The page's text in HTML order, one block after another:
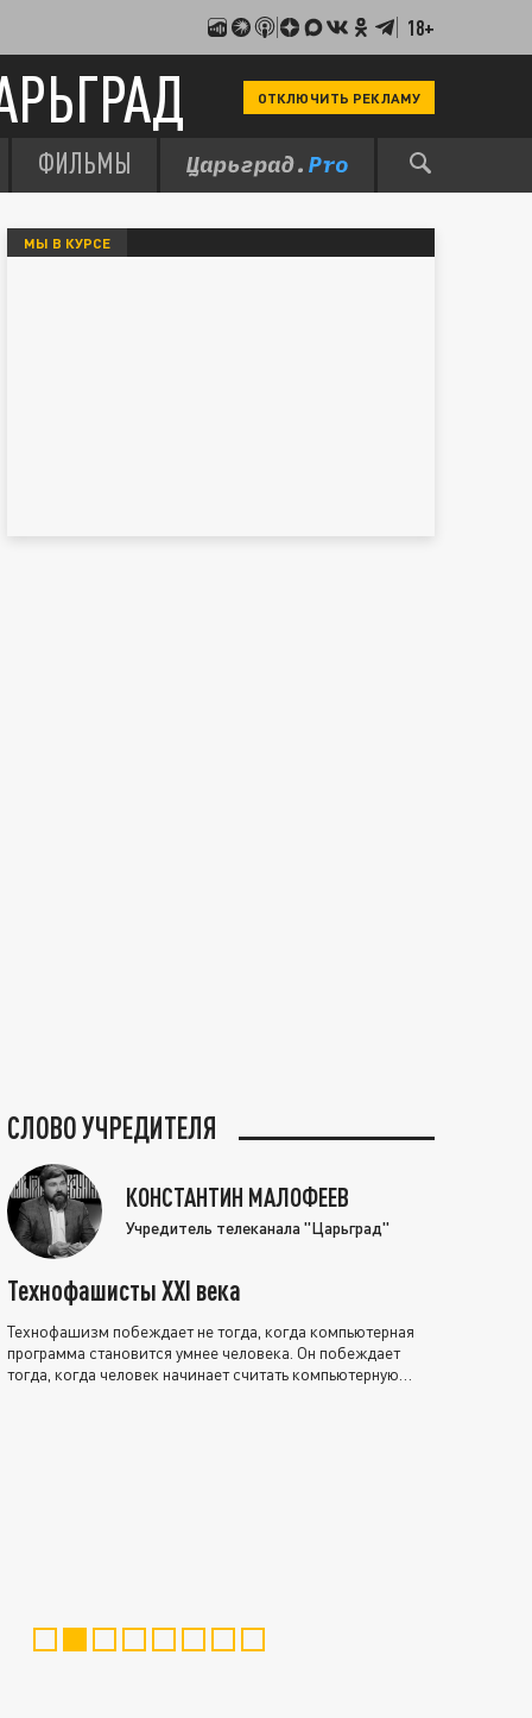
18+
ОТКЛЮЧИТЬ РЕКЛАМУ
ФИЛЬМЫ
МЫ В КУРСЕ
СЛОВО УЧРЕДИТЕЛЯ
КОНСТАНТИН МАЛОФЕЕВ
Учредитель телеканала "Царьград"
Технофашисты XXI века
Технофашизм побеждает не тогда, когда компьютерная
программа становится умнее человека. Он побеждает
тогда, когда человек начинает считать компьютерную